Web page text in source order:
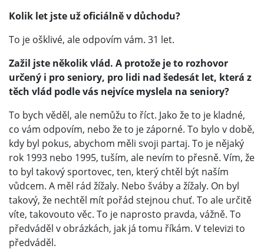
Kolik let jste už oficiálně v důchodu?
To je ošklivé, ale odpovím vám. 31 let.
Zažil jste několik vlád. A protože je to rozhovor
určený i pro seniory, pro lidi nad šedesát let, která z
těch vlád podle vás nejvíce myslela na seniory?
To bych věděl, ale nemůžu to říct. Jako že to je kladné,
co vám odpovím, nebo že to je záporné. To bylo v době,
kdy byl pokus, abychom měli svoji partaj. To je nějaký
rok 1993 nebo 1995, tuším, ale nevím to přesně. Vím, že
to byl takový sportovec, ten, který chtěl být naším
vůdcem. A měl rád žížaly. Nebo šváby a žížaly. On byl
takový, že nechtěl mít pořád stejnou chuť. To ale určitě
víte, takovouto věc. To je naprosto pravda, vážně. To
předváděl v obrázkách, jak já tomu říkám. V televizi to
předváděl.